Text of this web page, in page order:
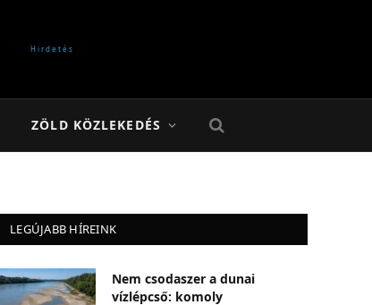
ZÖLD KÖZLEKEDÉS
LEGÚJABB HÍREINK
Nem csodaszer a dunai
vízlépcső: komoly